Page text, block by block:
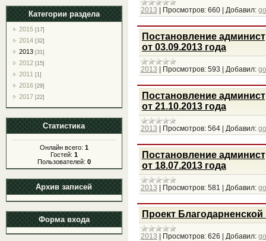
Категории раздела
2015 [17]
2014 [32]
2013 [31]
2012 [15]
2011 [1]
2016 [29]
2017 [22]
Статистика
Онлайн всего: 1
Гостей: 1
Пользователей: 0
Архив записей
Форма входа
2013 | Просмотров: 660| Добавил:
Постановление
от 03.09.2013 года
2013 | Просмотров: 593 | Добавил:
Постановление
от 21.10.2013 года
2013 | Просмотров: 564| Добавил:
Постановление
от 18.07.2013 года
2013 | Просмотров: 581 | Добавил:
Проект
2013 | Просмотров: 626 | Добавил: